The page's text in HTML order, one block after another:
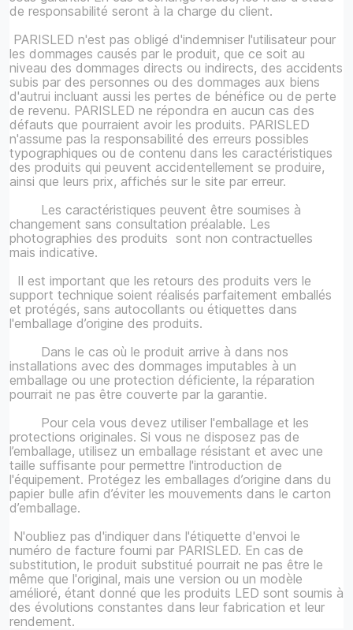
de responsabilité seront à la charge du client.
PARISLED n'est pas obligé d'indemniser l'utilisateur pour
les dommages causés par le produit, que ce soit au
niveau des dommages directs ou indirects, des accidents
subis par des personnes ou des dommages aux biens
d'autrui incluant aussi les pertes de bénéfice ou de perte
de revenu. PARISLED ne répondra en aucun cas des
défauts que pourraient avoir les produits. PARISLED
n'assume pas la responsabilité des erreurs possibles
typographiques ou de contenu dans les caractéristiques
des produits qui peuvent accidentellement se produire,
ainsi que leurs prix, affichés sur le site par erreur.
Les caractéristiques peuvent être soumises à
changement sans consultation préalable. Les
photographies des produits sont non contractuelles
mais indicative.
Il est important que les retours des produits vers le
support technique soient réalisés parfaitement emballés
et protégés, sans autocollants ou étiquettes dans
l'emballage d’origine des produits.
Dans le cas où le produit arrive à dans nos
installations avec des dommages imputables à un
emballage ou une protection déficiente, la réparation
pourrait ne pas être couverte par la garantie.
Pour cela vous devez utiliser l'emballage et les
protections originales. Si vous ne disposez pas de
l’emballage, utilisez un emballage résistant et avec une
taille suffisante pour permettre l'introduction de
l'équipement. Protégez les emballages d’origine dans du
papier bulle afin d’éviter les mouvements dans le carton
d’emballage.
N'oubliez pas d'indiquer dans l'étiquette d'envoi le
numéro de facture fourni par PARISLED. En cas de
substitution, le produit substitué pourrait ne pas être le
même que l'original, mais une version ou un modèle
amélioré, étant donné que les produits LED sont soumis à
des évolutions constantes dans leur fabrication et leur
rendement.